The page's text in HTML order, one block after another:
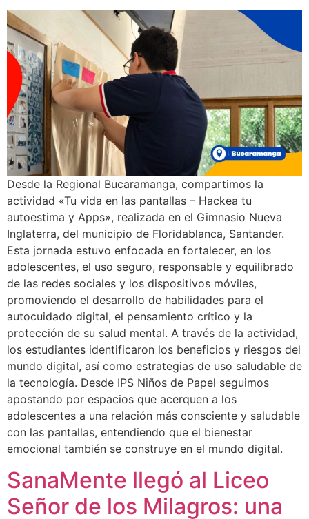
Desde la Regional Bucaramanga, compartimos la
actividad «Tu vida en las pantallas – Hackea tu
autoestima y Apps», realizada en el Gimnasio Nueva
Inglaterra, del municipio de Floridablanca, Santander.
Esta jornada estuvo enfocada en fortalecer, en los
adolescentes, el uso seguro, responsable y equilibrado
de las redes sociales y los dispositivos móviles,
promoviendo el desarrollo de habilidades para el
autocuidado digital, el pensamiento crítico y la
protección de su salud mental. A través de la actividad,
los estudiantes identificaron los beneficios y riesgos del
mundo digital, así como estrategias de uso saludable de
la tecnología. Desde IPS Niños de Papel seguimos
apostando por espacios que acerquen a los
adolescentes a una relación más consciente y saludable
con las pantallas, entendiendo que el bienestar
emocional también se construye en el mundo digital.
SanaMente llegó al Liceo
Señor de los Milagros: una